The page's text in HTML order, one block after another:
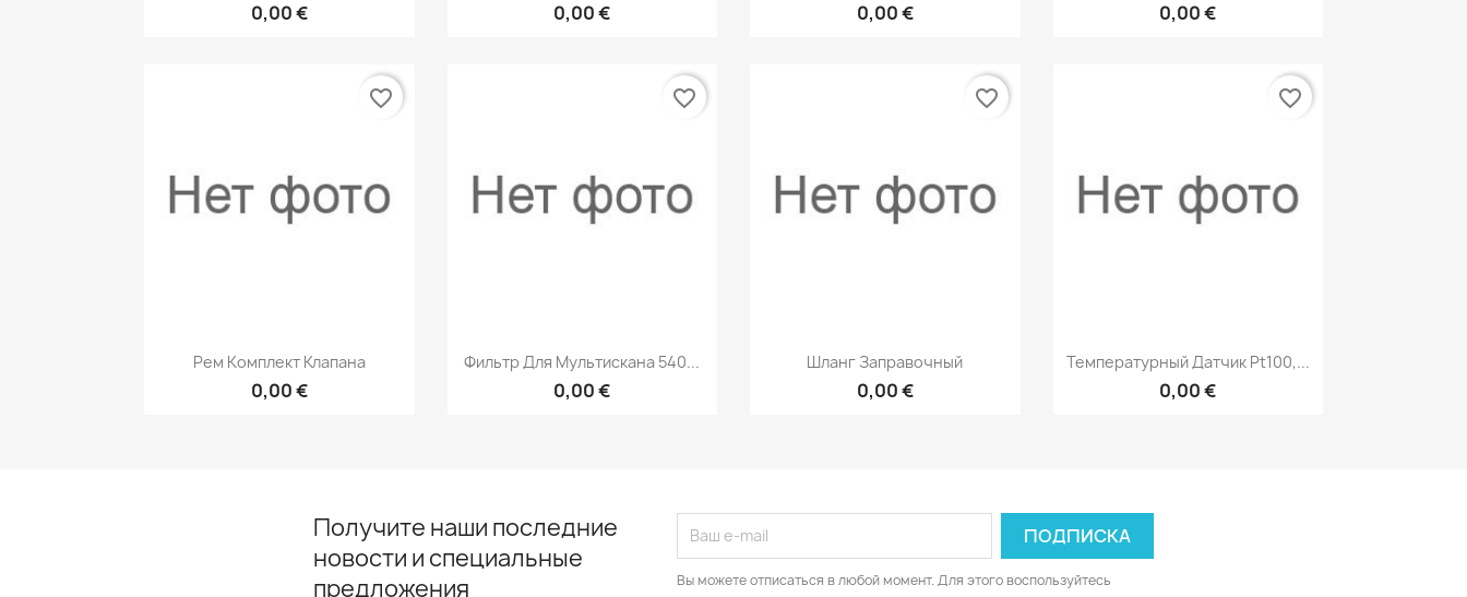
0,00 € 0,00 € 0,00 € 0,00 €
Быстрый просмотр
Рем Комплект Клапана
0,00 €
favorite_border
Быстрый просмотр
Фильтр Для Мультискана 540...
0,00 €
favorite_border
Быстрый просмотр
Шланг Заправочный
0,00 €
favorite_border
Быстрый просмотр
Температурный Датчик Pt100,...
0,00 €
favorite_border
Получите наши последние
новости и специальные
предложения
Вы можете отписаться в любой момент. Для этого воспользуйтесь